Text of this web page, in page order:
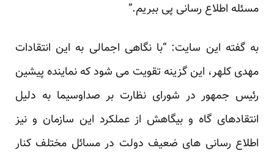
مسئله اطلاع رسانی پی ببریم.”
به گفته این سایت: “با نگاهی اجمالی به این انتقادات
مهدی کلهر، این گزینه تقویت می شود که نماینده پیشین
رئیس جمهور در شورای نظارت بر صداوسیما به دلیل
انتقادهای گاه و بیگاهش از عملکرد این سازمان و نیز
اطلاع رسانی های ضعیف دولت در مسائل مختلف کنار